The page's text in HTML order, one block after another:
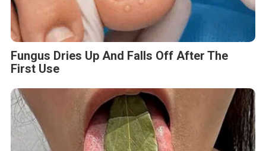
Fungus Dries Up And Falls Off After The
First Use